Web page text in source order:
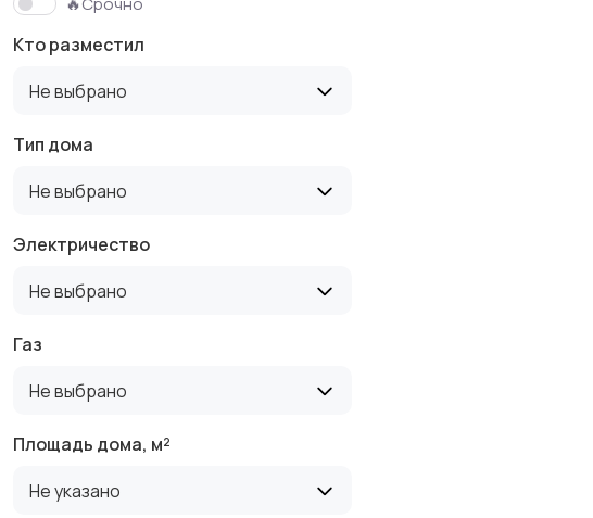
Кто разместил
Не выбрано
Тип дома
Не выбрано
Электричество
Не выбрано
Газ
Не выбрано
Площадь дома, м²
Не указано